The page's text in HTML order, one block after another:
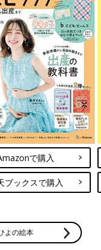
、診断名がKID症候
うか？
こる指定難病で、根
ることはありません。
。主な症状は、全身
、感音性難聴、角膜炎
脱毛症や、手のひらと
が少なかったりという
膚のバリア機能が損
、感染すると重症化し
と思います。当時
で購入
ブックスで購入
よの絵本